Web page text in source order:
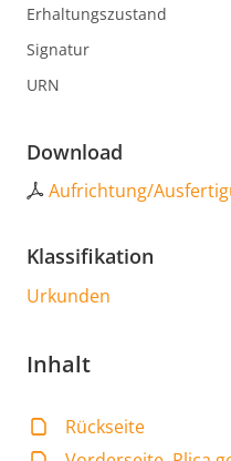
Erhaltungszustand
Signatur
URN
Download
Aufrichtung/
Klassifikation
Urkunden
Inhalt
Rückseite